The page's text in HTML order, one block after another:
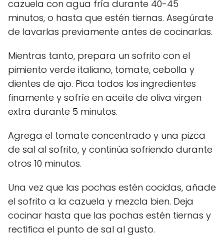
cazuela con agua fría durante 40-45
minutos, o hasta que estén tiernas. Asegúrate
de lavarlas previamente antes de cocinarlas.
Mientras tanto, prepara un sofrito con el
pimiento verde italiano, tomate, cebolla y
dientes de ajo. Pica todos los ingredientes
finamente y sofríe en aceite de oliva virgen
extra durante 5 minutos.
Agrega el tomate concentrado y una pizca
de sal al sofrito, y continúa sofriendo durante
otros 10 minutos.
Una vez que las pochas estén cocidas, añade
el sofrito a la cazuela y mezcla bien. Deja
cocinar hasta que las pochas estén tiernas y
rectifica el punto de sal al gusto.